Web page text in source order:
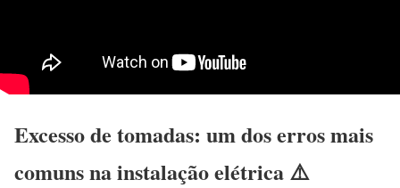
Excesso de tomadas: um dos erros mais
comuns na instalação elétrica ⚠️